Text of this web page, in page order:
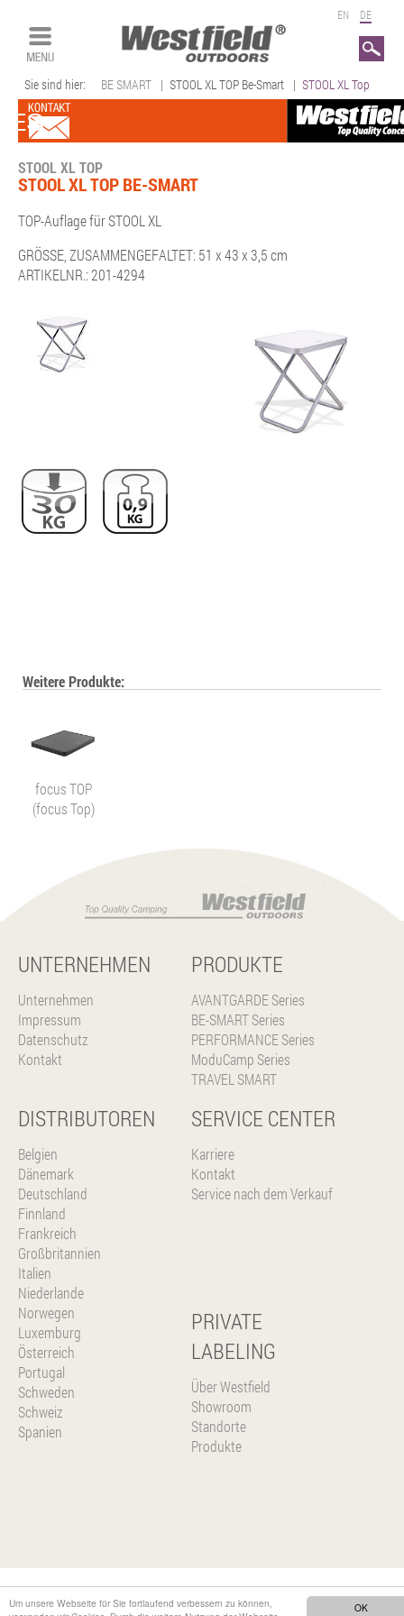
OK
Um unsere Webseite für Sie fortlaufend verbessern zu können,
Search
EN DE
Sie sind hier: BE SMART | STOOL XL TOP Be-Smart | STOOL XL Top
STOOL XL TOP
STOOL XL TOP BE-SMART
TOP-Auflage für STOOL XL
GRÖSSE, ZUSAMMENGEFALTET : 51 x 43 x 3,5 cm
ARTIKELNR.: 201-4294
Weitere Produkte:
focus TOP
(focus Top)
UNTERNEHMEN
Unternehmen
Impressum
Datenschutz
Kontakt
PRODUKTE
AVANTGARDE Series
BE-SMART Series
PERFORMANCE Series
ModuCamp Series
TRAVEL SMART
DISTRIBUTOREN
Belgien
Dänemark
Deutschland
Finnland
Frankreich
Großbritannien
Italien
Niederlande
Norwegen
Luxemburg
Österreich
Portugal
Schweden
Schweiz
Spanien
SERVICE CENTER
Karriere
Kontakt
Service nach dem Verkauf
PRIVATE
LABELING
Über Westfield
Showroom
Standorte
Produkte